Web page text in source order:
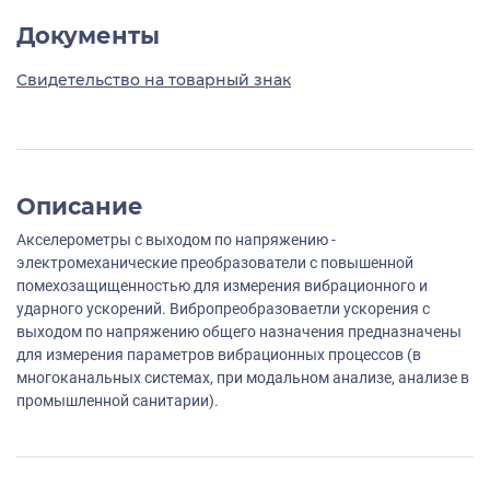
Документы
Свидетельство на товарный знак
Описание
Акселерометры с выходом по напряжению -
электромеханические преобразователи с повышенной
помехозащищенностью для измерения вибрационного и
ударного ускорений. Вибропреобразоваетли ускорения с
выходом по напряжению общего назначения предназначены
для измерения параметров вибрационных процессов (в
многоканальных системах, при модальном анализе, анализе в
промышленной санитарии).